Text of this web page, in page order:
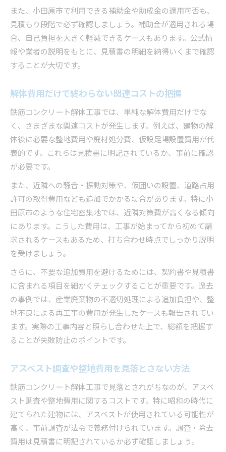
また、小田原市で利用できる補助金や助成金の適用可否も、
見積もり段階で必ず確認しましょう。補助金が適用される場
合、自己負担を大きく軽減できるケースもあります。公式情
報や業者の説明をもとに、見積書の明細を納得いくまで確認
することが大切です。
解体費用だけで終わらない関連コストの把握
鉄筋コンクリート解体工事では、単純な解体費用だけでな
く、さまざまな関連コストが発生します。例えば、建物の解
体後に必要な整地費用や廃材処分費、仮設足場設置費用が代
表的です。これらは見積書に明記されているか、事前に確認
が必要です。
また、近隣への騒音・振動対策や、仮囲いの設置、道路占用
許可の取得費用なども追加でかかる場合があります。特に小
田原市のような住宅密集地では、近隣対策費が高くなる傾向
にあります。こうした費用は、工事が始まってから初めて請
求されるケースもあるため、打ち合わせ時点でしっかり説明
を受けましょう。
さらに、不要な追加費用を避けるためには、契約書や見積書
に含まれる項目を細かくチェックすることが重要です。過去
の事例では、産業廃棄物の不適切処理による追加負担や、整
地不良による再工事の費用が発生したケースも報告されてい
ます。実際の工事内容と照らし合わせた上で、総額を把握す
ることが失敗防止のポイントです。
アスベスト調査や整地費用を見落とさない方法
鉄筋コンクリート解体工事で見落とされがちなのが、アスベ
スト調査や整地費用に関するコストです。特に昭和の時代に
建てられた建物には、アスベストが使用されている可能性が
高く、事前調査が法令で義務付けられています。調査・除去
費用は見積書に明記されているか必ず確認しましょう。